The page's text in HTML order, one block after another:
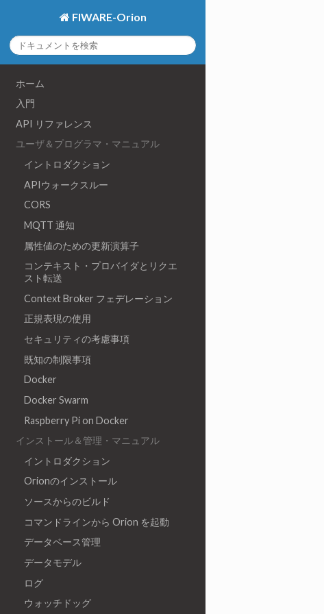
FIWARE-Orion
ホーム
入門
API リファレンス
ユーザ＆プログラマ・マニュアル
イントロダクション
APIウォークスルー
CORS
MQTT 通知
属性値のための更新演算子
コンテキスト・プロバイダとリクエ
スト転送
Context Broker フェデレーション
正規表現の使用
セキュリティの考慮事項
既知の制限事項
Docker
Docker Swarm
Raspberry Pi on Docker
インストール＆管理・マニュアル
イントロダクション
Orionのインストール
ソースからのビルド
コマンドラインから Orion を起動
データベース管理
データモデル
ログ
ウォッチドッグ